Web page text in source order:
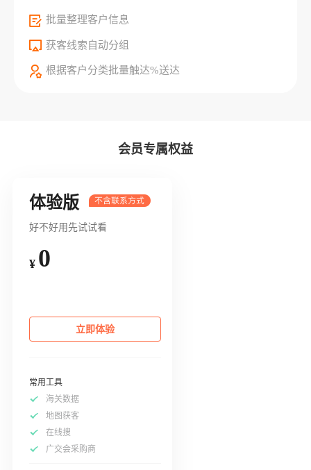
批量整理客户信息
获客线索自动分组
根据客户分类批量触达%送达
会员专属权益
体验版
好不好用先试试看
¥ 0
立即体验
常用工具
海关数据
地图获客
在线搜
广交会采购商